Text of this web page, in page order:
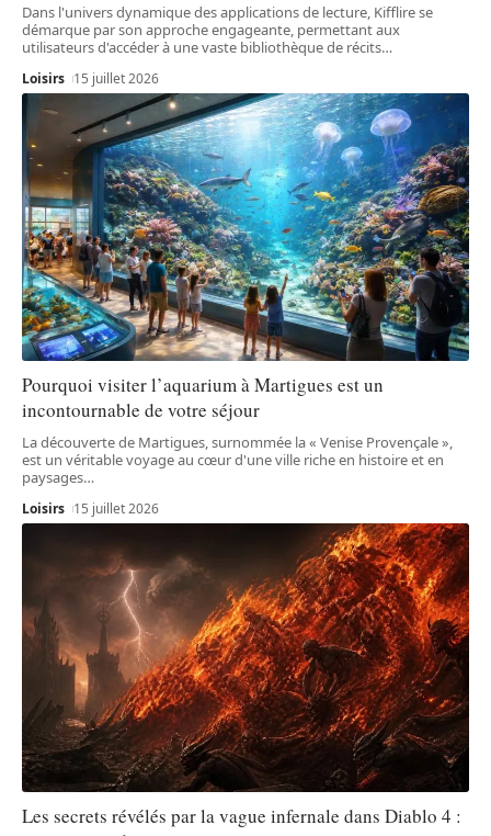
Dans l'univers dynamique des applications de lecture, Kifflire se
démarque par son approche engageante, permettant aux
utilisateurs d'accéder à une vaste bibliothèque de récits…
Loisirs 15 juillet 2026
Pourquoi visiter l’aquarium à Martigues est un
incontournable de votre séjour
La découverte de Martigues, surnommée la « Venise Provençale »,
est un véritable voyage au cœur d'une ville riche en histoire et en
paysages…
Loisirs 15 juillet 2026
Les secrets révélés par la vague infernale dans Diablo 4 :